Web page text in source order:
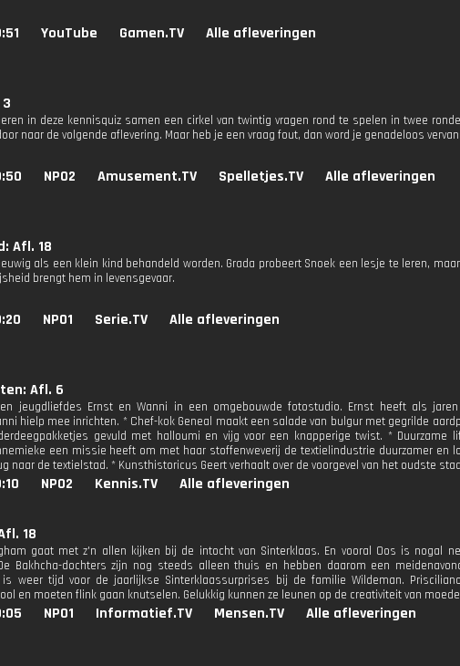
YouTube Gamen.TV Alle afleveringen
in deze kennisquiz samen een cirkel van twintig vragen rond te spelen in twee
naar de volgende aflevering. Maar heb je een vraag fout, dan word je genadeloos
NPO2 Amusement.TV Spelletjes.TV Alle afleveringen
Afl. 18
als een klein kind behandeld worden. Grada probeert Snoek een lesje te leren,
brengt hem in levensgevaar.
NPO1 Serie.TV Alle afleveringen
Afl. 6
jeugdliefdes Ernst en Wanni in een omgebouwde fotostudio. Ernst heeft als
hielp mee inrichten. * Chef-kok Geneal maakt een salade van bulgur met gegrilde
gevuld met halloumi en vijg voor een knapperige twist. * Duurzame
een missie heeft om met haar stoffenweverij de textielindustrie duurzamer en
naar de textielstad. * Kunsthistoricus Geert verhaalt over de voorgevel van het oudste
NPO2 Kennis.TV Alle afleveringen
18
gaat met z'n allen kijken bij de intocht van Sinterklaas. En vooral Oos is nogal
Bakhcha-dochters zijn nog steeds alleen thuis en hebben daarom een
is weer tijd voor de jaarlijkse Sinterklaassurprises bij de familie Wildeman.
en moeten flink gaan knutselen. Gelukkig kunnen ze leunen op de creativiteit van
NPO1 Informatief.TV Mensen.TV Alle afleveringen